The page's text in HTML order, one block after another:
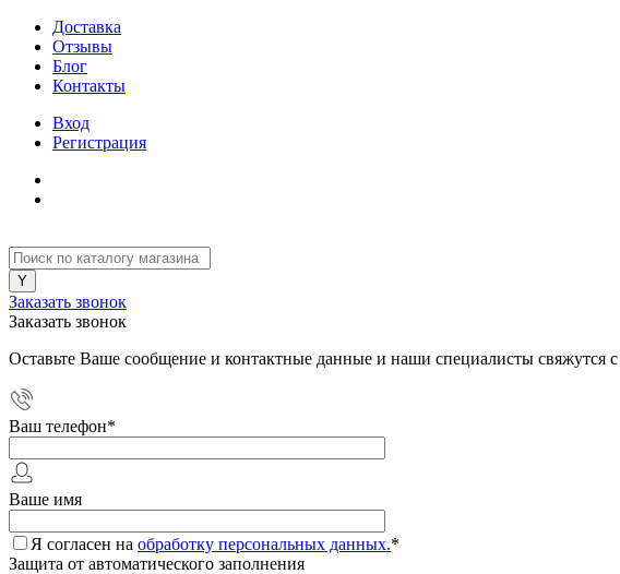
Доставка
Отзывы
Блог
Контакты
Вход
Регистрация
Заказать звонок
Заказать звонок
Оставьте Ваше сообщение и контактные данные и наши специалисты свяжутся
Ваш телефон*
Ваше имя
Я согласен на обработку персональных данных.*
Защита от автоматического заполнения